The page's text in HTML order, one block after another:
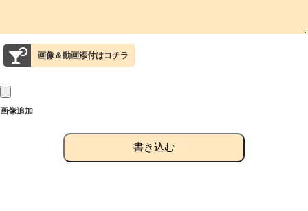
画像＆動画添付はコチラ
画像追加
書き込む